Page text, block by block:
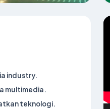
industry.
multimedia.
teknologi.